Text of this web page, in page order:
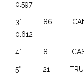
0.597
3° 86
0.612
4° 8
5° 21 TRUCCO,